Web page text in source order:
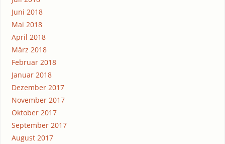
Juni 2018
Mai 2018
April 2018
März 2018
Februar 2018
Januar 2018
Dezember 2017
November 2017
Oktober 2017
September 2017
August 2017